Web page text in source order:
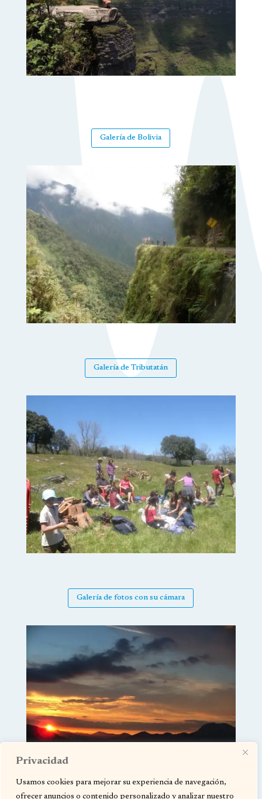
Privacidad
Usamos cookies para mejorar su experiencia de navegación,
ofrecer anuncios o contenido personalizado y analizar nuestro
Galería de Bolivia
Galería de Tributatán
Galería de fotos con su cámara